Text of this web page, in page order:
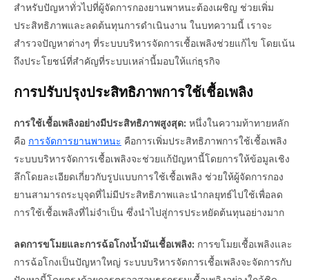
สำหรับปัญหาทั่วไปที่ผู้จัดการกองยานพาหนะต้องเผชิญ ช่วยเพิ่ม
ประสิทธิภาพและลดต้นทุนการดำเนินงาน ในบทความนี้ เราจะ
สำรวจปัญหาต่างๆ ที่ระบบบริหารจัดการเชื้อเพลิงช่วยแก้ไข โดยเน้น
ถึงประโยชน์ที่สำคัญที่ระบบเหล่านี้มอบให้แก่ธุรกิจ
การปรับปรุงประสิทธิภาพการใช้เชื้อเพลิง
การใช้เชื้อเพลิงอย่างมีประสิทธิภาพสูงสุด: หนึ่งในความท้าทายหลัก
คือ การจัดการยานพาหนะ คือการเพิ่มประสิทธิภาพการใช้เชื้อเพลิง
ระบบบริหารจัดการเชื้อเพลิงจะช่วยแก้ปัญหานี้โดยการให้ข้อมูลเชิง
ลึกโดยละเอียดเกี่ยวกับรูปแบบการใช้เชื้อเพลิง ช่วยให้ผู้จัดการกอง
ยานสามารถระบุจุดที่ไม่มีประสิทธิภาพและนำกลยุทธ์ไปใช้เพื่อลด
การใช้เชื้อเพลิงที่ไม่จำเป็น ซึ่งนำไปสู่การประหยัดต้นทุนอย่างมาก
ลดการขโมยและการฉ้อโกงน้ำมันเชื้อเพลิง: การขโมยเชื้อเพลิงและ
การฉ้อโกงเป็นปัญหาใหญ่ ระบบบริหารจัดการเชื้อเพลิงจะจัดการกับ